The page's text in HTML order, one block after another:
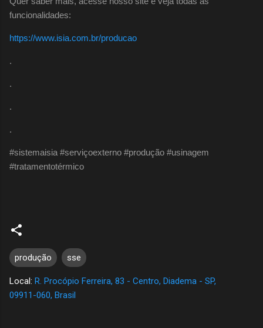
funcionalidades:
https://www.isia.com.br/producao
.
.
.
.
#sistemaisia #serviçoexterno #produção #usinagem
#tratamentotérmico
produção sse
Local: R. Procópio Ferreira, 83 - Centro, Diadema - SP,
09911-060, Brasil